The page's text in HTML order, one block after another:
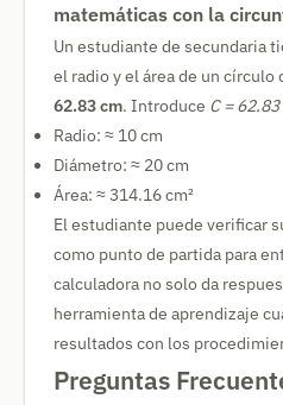
matemáticas con la
Un estudiante de secundaria
el radio y el área de un
62.83 cm. Introduce C =
Radio: ≈ 10 cm
Diámetro: ≈ 20 cm
Área: ≈ 314.16 cm²
El estudiante puede verificar
como punto de partida para
calculadora no solo da
herramienta de aprendizaje
resultados con los
Preguntas